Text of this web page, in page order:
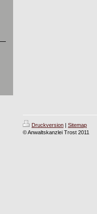
Druckversion | Sitemap
© Anwaltskanzlei Trost 2011